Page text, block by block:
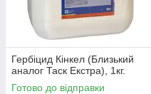
Гербіцид Кінкел (Близький
аналог Таск Екстра), 1кг.
Готово до відправки